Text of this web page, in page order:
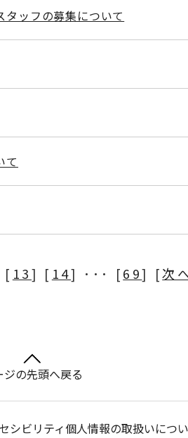
ッフの募集について
て
[ 13] [ 14] ･･･ [69] [次
ジの先頭へ戻る
シビリティ個人情報の取扱いにつ